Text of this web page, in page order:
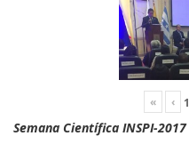
« ‹ 1
Semana Científica INSPI-2017